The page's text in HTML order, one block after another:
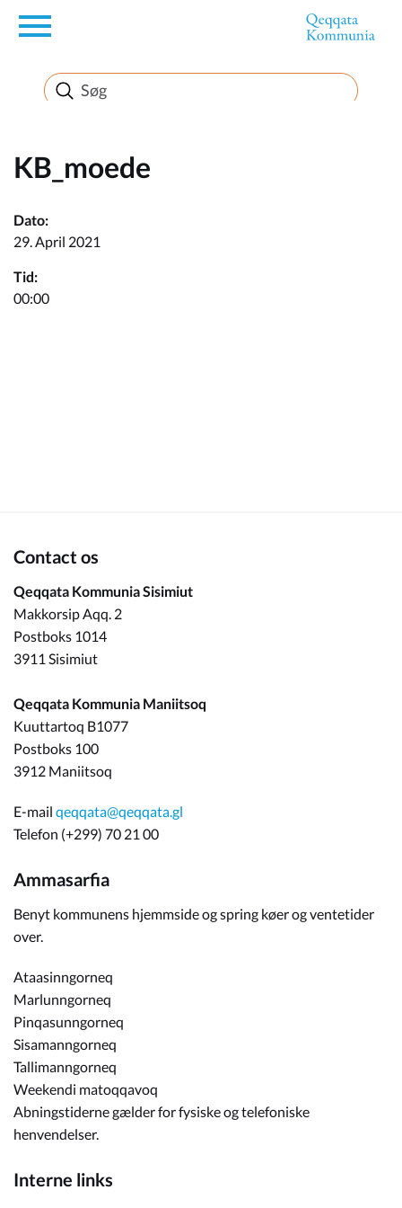
en
Borger
Erhverv
Politik
Turisme
KB_moede
Dato:
29. April 2021
Tid:
00:00
Contact os
Qeqqata Kommunia Sisimiut
Makkorsip Aqq. 2
Postboks 1014
3911 Sisimiut
Qeqqata Kommunia Maniitsoq
Kuuttartoq B1077
Postboks 100
3912 Maniitsoq
E-mail qeqqata@qeqqata.gl
Telefon (+299) 70 21 00
Ammasarfia
Benyt kommunens hjemmside og spring køer og ventetider
over.
Ataasinngorneq
Marlunngorneq
Pinqasunngorneq
Sisamanngorneq
Tallimanngorneq
Weekendi matoqqavoq
Abningstiderne gælder for fysiske og telefoniske
henvendelser.
Interne links